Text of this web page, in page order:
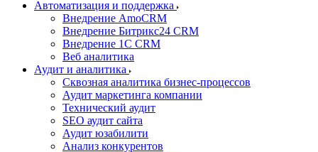
Автоматизация и поддержка
Внедрение AmoCRM
Внедрение Битрикс24 CRM
Внедрение 1C CRM
Веб аналитика
Аудит и аналитика
Сквозная аналитика бизнес-процессов
Аудит маркетинга компании
Технический аудит
SEO аудит сайта
Аудит юзабилити
Анализ конкурентов